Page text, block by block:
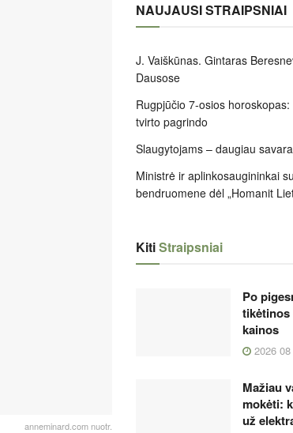
anneminard.com nuotr.
NAUJAUSI STRAIPSNIAI
J. Vaiškūnas. Gintaras
Dausose
Rugpjūčio 7-osios
tvirto pagrindo
Slaugytojams – daugiau
Ministrė ir aplinkosaugininkai
bendruomene dėl „Homanit
KitiStraipsniai
Po
tikėtinos
kainos
2026
Mažiau
mokėti:
už